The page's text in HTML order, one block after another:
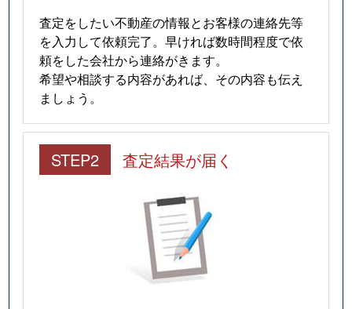
査定をしたい不動産の情報とお客様の連絡先等
を入力して依頼完了。早ければ数時間程度で依
頼をした会社から連絡がきます。
希望や相談する内容があれば、その内容も伝え
ましょう。
STEP2 査定結果が届く